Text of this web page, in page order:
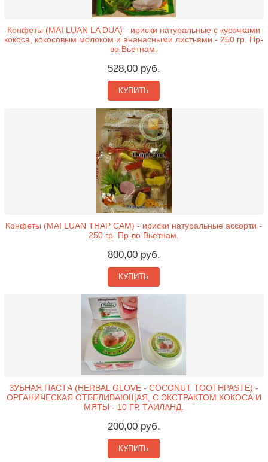
Конфеты (MAI LUAN LA DUA) - ириски натуральные с кусочками
кокоса, кокосовым молоком и ананасными листьями - 250 гр. Пр-
во Вьетнам.
528,00 руб.
КУПИТЬ
Конфеты (MAI LUAN THAP CAM) - ириски натуральные ассорти -
250 гр. Пр-во Вьетнам.
800,00 руб.
КУПИТЬ
ЗУБНАЯ ПАСТА (HERBAL GLOVE - COCONUT TOOTHPASTE) -
ОРГАНИЧЕСКАЯ ОТБЕЛИВАЮЩАЯ, С ЭКСТРАКТОМ КОКОСА И
МЯТЫ - 10 ГР. ТАИЛАНД.
200,00 руб.
КУПИТЬ